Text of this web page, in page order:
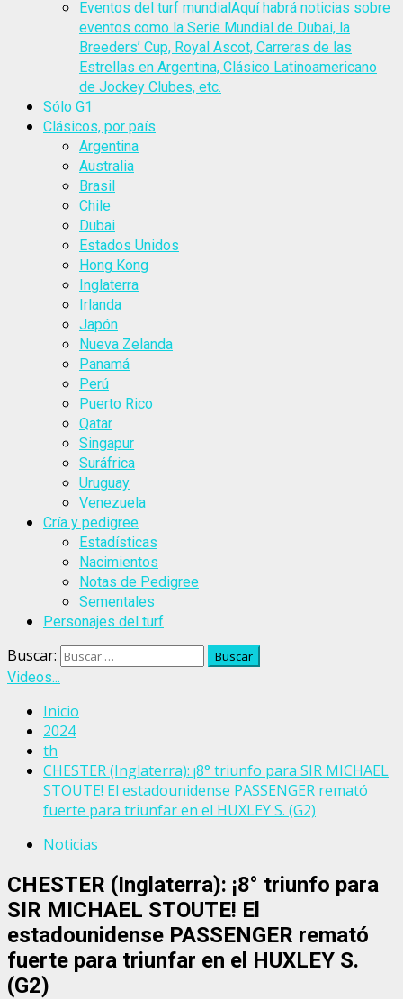
Eventos del turf mundialAquí habrá noticias sobre
eventos como la Serie Mundial de Dubai, la
Breeders’ Cup, Royal Ascot, Carreras de las
Estrellas en Argentina, Clásico Latinoamericano
de Jockey Clubes, etc.
Sólo G1
Clásicos, por país
Argentina
Australia
Brasil
Chile
Dubai
Estados Unidos
Hong Kong
Inglaterra
Irlanda
Japón
Nueva Zelanda
Panamá
Perú
Puerto Rico
Qatar
Singapur
Suráfrica
Uruguay
Venezuela
Cría y pedigree
Estadísticas
Nacimientos
Notas de Pedigree
Sementales
Personajes del turf
Buscar:
Videos...
Inicio
2024
th
CHESTER (Inglaterra): ¡8° triunfo para SIR MICHAEL
STOUTE! El estadounidense PASSENGER remató
fuerte para triunfar en el HUXLEY S. (G2)
Noticias
CHESTER (Inglaterra): ¡8° triunfo para
SIR MICHAEL STOUTE! El
estadounidense PASSENGER remató
fuerte para triunfar en el HUXLEY S.
(G2)